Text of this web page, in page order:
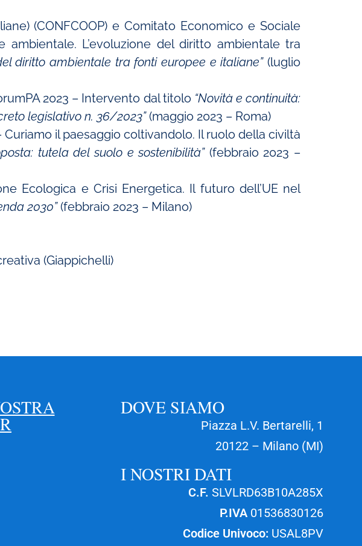
(CONFCOOP) e Comitato Economico e Sociale
L’evoluzione del diritto ambientale tra
diritto ambientale tra fonti europee e italiane” (luglio
2023 – Intervento dal titolo “Novità e continuità:
legislativo n. 36/2023” (maggio 2023 – Roma)
Curiamo il paesaggio coltivandolo. Il ruolo della civiltà
tutela del suolo e sostenibilità” (febbraio 2023 –
Ecologica e Crisi Energetica. Il futuro dell’UE nel
2030” (febbraio 2023 – Milano)
(Giappichelli)
DOVE SIAMO
Piazza L.V. Bertarelli, 1
20122 – Milano (MI)
I NOSTRI DATI
C.F. SLVLRD63B10A285X
P.IVA 01536830126
Codice Univoco: USAL8PV